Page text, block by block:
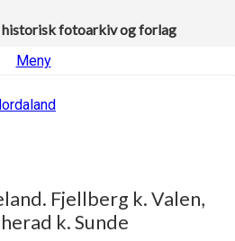
historisk fotoarkiv og forlag
Meny
Fjellberg k. Valen,
k. Sunde